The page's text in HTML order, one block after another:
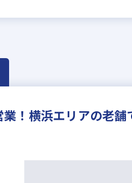
！横浜エリアの老